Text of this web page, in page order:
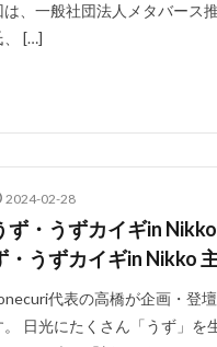
は、一般社団法人メタバース
、 […]
2024-02-28
ず・うずカイギin
・うずカイギin Nikko
代表の高橋が企画・登
。 日光にたくさん「うず」を